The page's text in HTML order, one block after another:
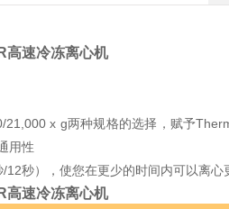
高速冷冻离心机
x g两种规格的选择，赋予
速及通用性
秒），使您在更少的时间内可以离心
高速冷冻离心机